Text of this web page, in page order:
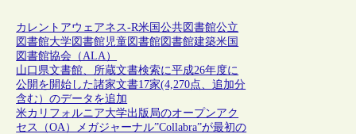
カレントアウェアネス-R米国公共図書館公立
図書館大学図書館児童図書館図書館建築米国
図書館協会（ALA）
山口県文書館、所蔵文書検索に平成26年度に
公開を開始した諸家文書17家(4,270点、追加分
含む）のデータを追加
米カリフォルニア大学出版局のオープンアク
セス（OA）メガジャーナル”Collabra”が最初の